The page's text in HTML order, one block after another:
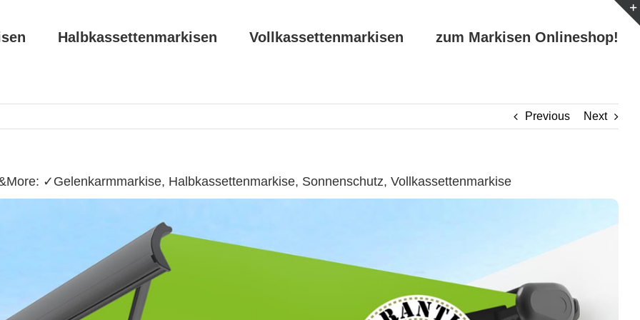
Halbkassettenmarkisen Vollkassettenmarkisen zum Markisen Onlineshop!
Previous Next
✓Gelenkarmmarkise, Halbkassettenmarkise, Sonnenschutz, Vollkassettenmarkise